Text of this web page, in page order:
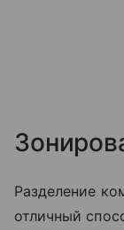
Разделение
отличный